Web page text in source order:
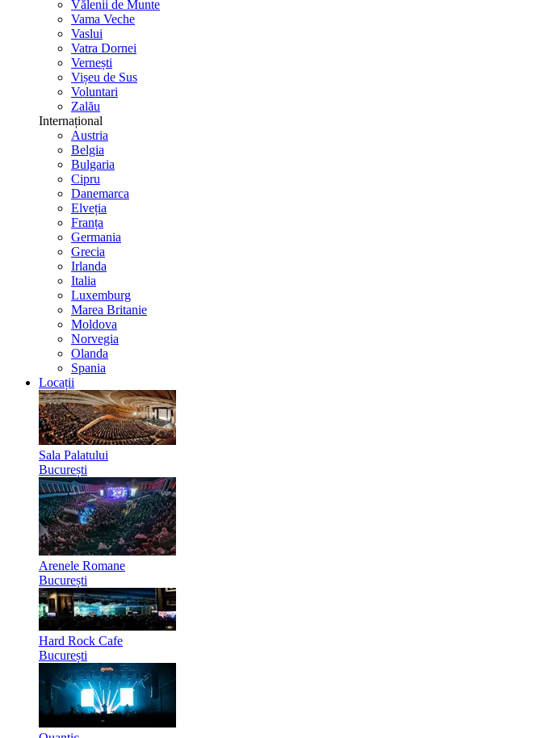
Vălenii de Munte
Vama Veche
Vaslui
Vatra Dornei
Vernești
Vișeu de Sus
Voluntari
Zalău
Internațional
Austria
Belgia
Bulgaria
Cipru
Danemarca
Elveția
Franța
Germania
Grecia
Irlanda
Italia
Luxemburg
Marea Britanie
Moldova
Norvegia
Olanda
Spania
Locații
Sala Palatului
București
Arenele Romane
București
Hard Rock Cafe
București